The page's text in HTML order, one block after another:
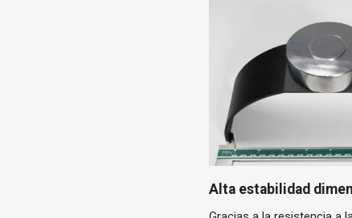
Alta estabilidad